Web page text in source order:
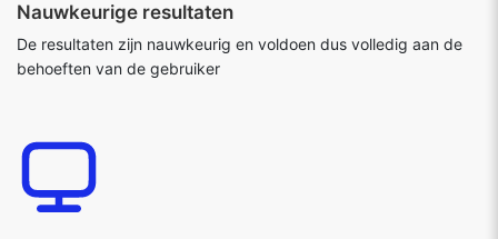
Nauwkeurige resultaten
De resultaten zijn nauwkeurig en voldoen dus volledig aan de
behoeften van de gebruiker